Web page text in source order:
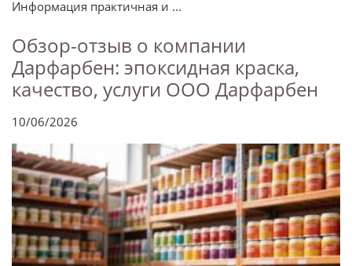
Информация практичная и ...
Обзор-отзыв о компании
Дарфарбен: эпоксидная краска,
качество, услуги ООО Дарфарбен
10/06/2026